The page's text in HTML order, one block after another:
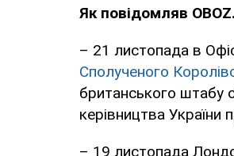
Як повідомляв
– 21 листопада в
Сполученого
британського штабу
керівництва
– 19 листопада